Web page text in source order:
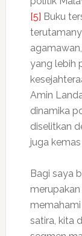
[5] Buku
yang lebih
Amin
dinamika
diselitkan
juga
Bagi saya
satira, kita